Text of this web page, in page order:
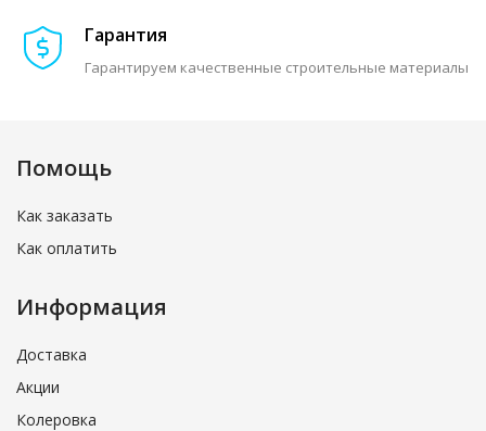
Гарантия
Гарантируем качественные строительные материалы
Помощь
Как заказать
Как оплатить
Информация
Доставка
Акции
Колеровка